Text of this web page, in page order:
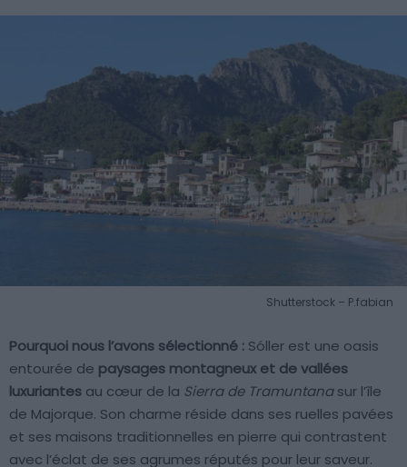
Shutterstock – P.fabian
Pourquoi nous l’avons sélectionné : Sóller est une oasis
entourée de paysages montagneux et de vallées
luxuriantes au cœur de la Sierra de Tramuntanasur l’île
de Majorque. Son charme réside dans ses ruelles pavées
et ses maisons traditionnelles en pierre qui contrastent
avec l’éclat de ses agrumes réputés pour leur saveur.